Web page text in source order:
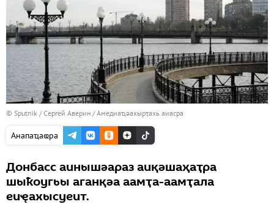
© Sputnik / Сергей Аверин /Амедиаҵәахырҭахь аиасра
Анапаҵаҩра
Донбасс аинышәараз аиқәшаҳаҭра
шыҟоугьы аганқәа аамҭа-аамҭала
еиҿахысуеит.